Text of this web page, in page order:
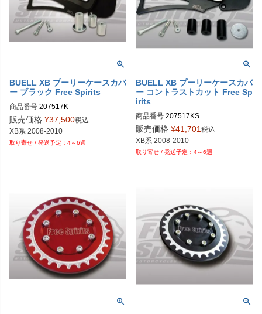
BUELL XB プーリーケースカバ
ー ブラック Free Spirits
商品番号 207517K
販売価格 ¥37,500税込
XB系 2008-2010
4～6週
BUELL XB プーリーケースカバ
ー コントラストカット Free Sp
irits
商品番号 207517KS
販売価格 ¥41,701 税込
XB系 2008-2010
4～6週